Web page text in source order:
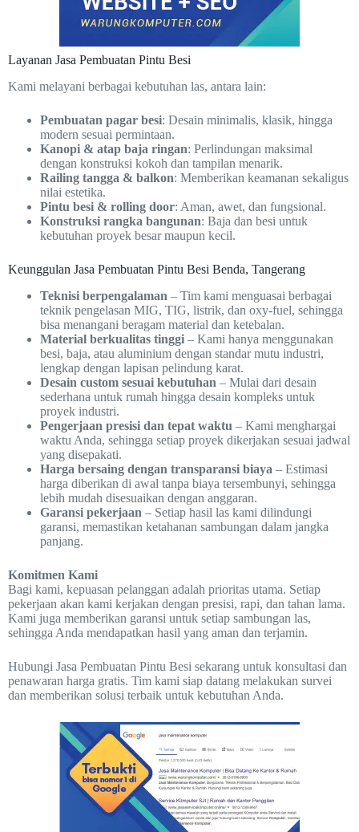
Layanan Jasa Pembuatan Pintu Besi
Kami melayani berbagai kebutuhan las, antara lain:
Pembuatan pagar besi: Desain minimalis, klasik, hingga
modern sesuai permintaan.
Kanopi & atap baja ringan: Perlindungan maksimal
dengan konstruksi kokoh dan tampilan menarik.
Railing tangga & balkon: Memberikan keamanan sekaligus
nilai estetika.
Pintu besi & rolling door: Aman, awet, dan fungsional.
Konstruksi rangka bangunan: Baja dan besi untuk
kebutuhan proyek besar maupun kecil.
Keunggulan Jasa Pembuatan Pintu Besi Benda, Tangerang
Teknisi berpengalaman – Tim kami menguasai berbagai
teknik pengelasan MIG, TIG, listrik, dan oxy-fuel, sehingga
bisa menangani beragam material dan ketebalan.
Material berkualitas tinggi – Kami hanya menggunakan
besi, baja, atau aluminium dengan standar mutu industri,
lengkap dengan lapisan pelindung karat.
Desain custom sesuai kebutuhan – Mulai dari desain
sederhana untuk rumah hingga desain kompleks untuk
proyek industri.
Pengerjaan presisi dan tepat waktu – Kami menghargai
waktu Anda, sehingga setiap proyek dikerjakan sesuai jadwal
yang disepakati.
Harga bersaing dengan transparansi biaya – Estimasi
harga diberikan di awal tanpa biaya tersembunyi, sehingga
lebih mudah disesuaikan dengan anggaran.
Garansi pekerjaan – Setiap hasil las kami dilindungi
garansi, memastikan ketahanan sambungan dalam jangka
panjang.
Komitmen Kami
Bagi kami, kepuasan pelanggan adalah prioritas utama. Setiap
pekerjaan akan kami kerjakan dengan presisi, rapi, dan tahan lama.
Kami juga memberikan garansi untuk setiap sambungan las,
sehingga Anda mendapatkan hasil yang aman dan terjamin.
Hubungi Jasa Pembuatan Pintu Besi sekarang untuk konsultasi dan
penawaran harga gratis. Tim kami siap datang melakukan survei
dan memberikan solusi terbaik untuk kebutuhan Anda.